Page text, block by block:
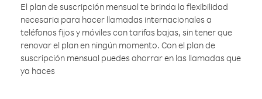
El plan de suscripción mensual te brinda la flexibilidad
necesaria para hacer llamadas internacionales a
teléfonos fijos y móviles con tarifas bajas, sin tener que
renovar el plan en ningún momento. Con el plan de
suscripción mensual puedes ahorrar en las llamadas que
ya haces